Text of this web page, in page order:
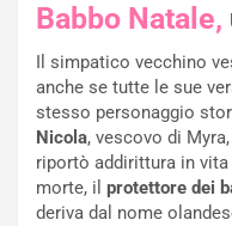
Babbo Natale,
Il simpatico vecchino
anche se tutte le sue
stesso personaggio
Nicola, vescovo di
riportò addirittura in
morte, il protettore dei
deriva dal nome